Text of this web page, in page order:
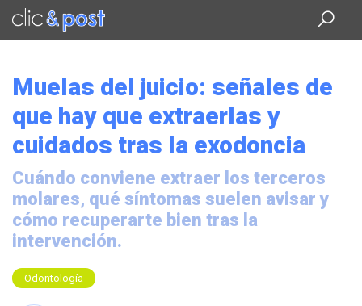
Saltar
contenido
Muelas del juicio: señales de
que hay que extraerlas y
cuidados tras la exodoncia
Cuándo conviene extraer los terceros
molares, qué síntomas suelen avisar y
cómo recuperarte bien tras la
intervención.
Odontología